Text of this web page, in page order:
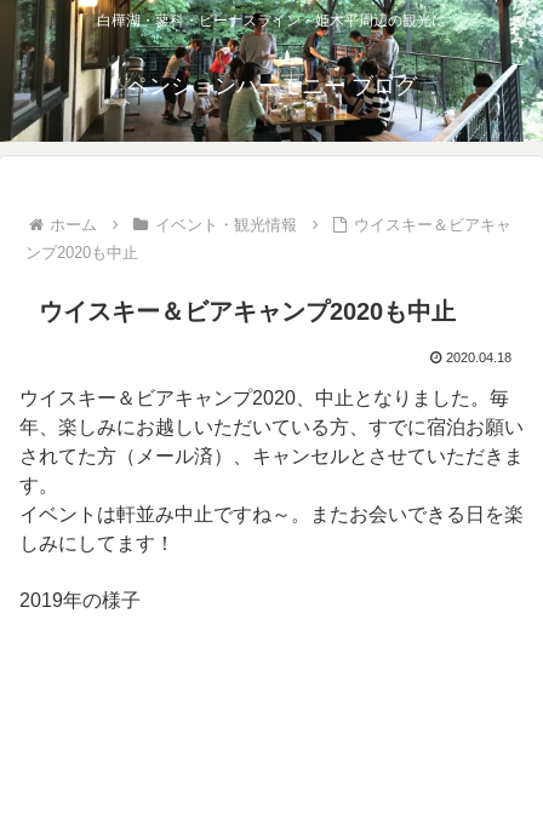
白樺湖・蓼科・ビーナスライン・姫木平周辺の観光に
ペンションハーモニー ブログ
ホーム イベント・観光情報
ウイスキー＆ビアキャ
ンプ2020も中止
ウイスキー＆ビアキャンプ2020も中止
2020.04.18
ウイスキー＆ビアキャンプ2020、中止となりました。毎
年、楽しみにお越しいただいている方、すでに宿泊お願い
されてた方（メール済）、キャンセルとさせていただきま
す。
イベントは軒並み中止ですね～。またお会いできる日を楽
しみにしてます！
2019年の様子